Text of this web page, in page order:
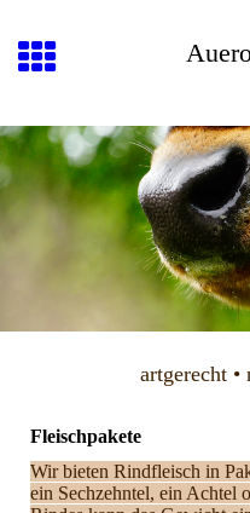
artgerecht •
Fleischpakete
Wir bieten Rindfleisch in
ein Sechzehntel, ein Achtel